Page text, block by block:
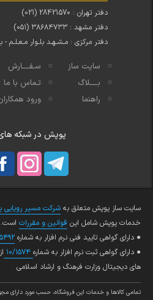
دفتر تهران : 28421570 (021)
دفتر مشهد : ۳۸۶۸۴۷۳۳ (۰۵۱)
دفتر مرکزی : مـشـهـد بلـوار مـعـلـم - بـیـن
سایت ساز سـفــــارش
بــــلاگ
تـماس با ما
راهنما
ورود
پوپش در شبکه
سایت ساز پوپش متعلق به شرکت مسیر رویایی
خدمات پوپش شامل این قوانین و مقررات است.
● دارای گواهی تایید فنی نرم افزار به شماره
● دارای گواهی ثبت نرم افزار به شماره
های دیجیتال وزارت فرهنگ و ارشاد اسلامی
تمامي كالاها و خدمات اين فروشگاه، حسب مورد داراي